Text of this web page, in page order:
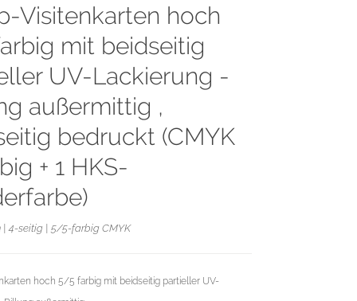
Visitenkarten hoch
mit beidseitig
UV-Lackierung -
außermittig ,
bedruckt (CMYK
+ 1 HKS-
| 4-seitig | 5/5-farbig CMYK
hoch 5/5 farbig mit beidseitig partieller UV-